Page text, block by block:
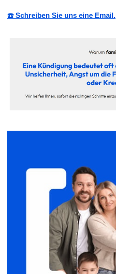
☎️ Schreiben Sie uns eine Email.